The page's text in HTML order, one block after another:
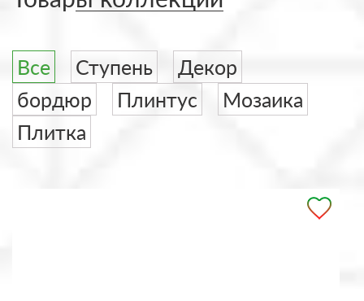
Все Ступень
Декор
бордюр
Плинтус
Мозаика
Плитка